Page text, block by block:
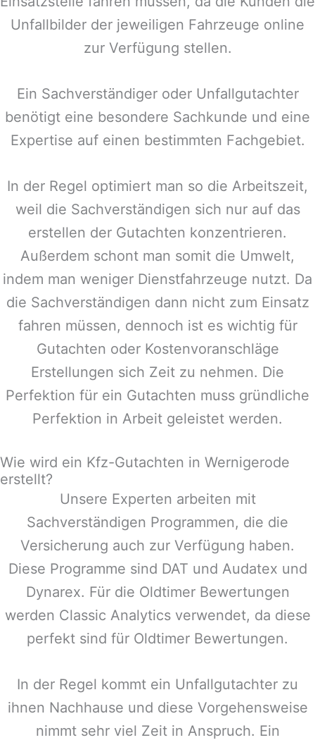
Unfallbilder der jeweiligen Fahrzeuge online
zur Verfügung stellen.
Ein Sachverständiger oder Unfallgutachter
benötigt eine besondere Sachkunde und eine
Expertise auf einen bestimmten Fachgebiet.
In der Regel optimiert man so die Arbeitszeit,
weil die Sachverständigen sich nur auf das
erstellen der Gutachten konzentrieren.
Außerdem schont man somit die Umwelt,
indem man weniger Dienstfahrzeuge nutzt. Da
die Sachverständigen dann nicht zum Einsatz
fahren müssen, dennoch ist es wichtig für
Gutachten oder Kostenvoranschläge
Erstellungen sich Zeit zu nehmen. Die
Perfektion für ein Gutachten muss gründliche
Perfektion in Arbeit geleistet werden.
Wie wird ein Kfz-Gutachten in Wernigerode
erstellt?
Unsere Experten arbeiten mit
Sachverständigen Programmen, die die
Versicherung auch zur Verfügung haben.
Diese Programme sind DAT und Audatex und
Dynarex. Für die Oldtimer Bewertungen
werden Classic Analytics verwendet, da diese
perfekt sind für Oldtimer Bewertungen.
In der Regel kommt ein Unfallgutachter zu
ihnen Nachhause und diese Vorgehensweise
nimmt sehr viel Zeit in Anspruch. Ein